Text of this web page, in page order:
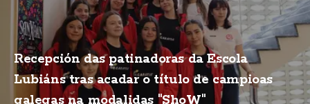
Recepción das patinadoras da Escola
Lubiáns tras acadar o título de campioas
galegas na modalidas "ShoW"